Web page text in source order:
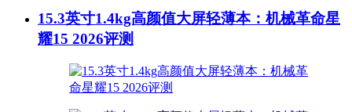
15.3英寸1.4kg高颜值大屏轻薄本：机械革命星
耀15 2026评测